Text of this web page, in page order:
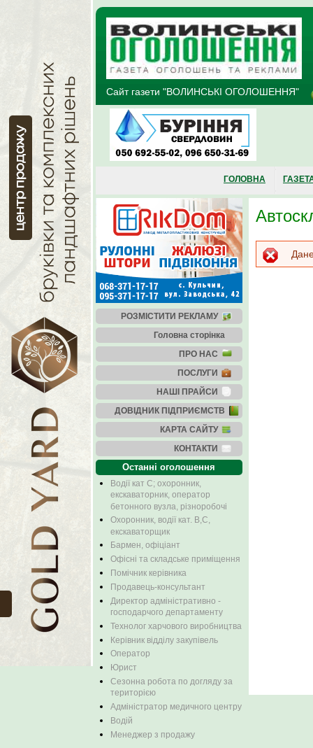
Перейти до основного матеріалу
Сайт газети "ВОЛИНСЬКІ ОГОЛОШЕННЯ"
ГОЛОВНА
РОЗМІСТИТИ РЕКЛАМУ
Головна сторінка
ПРО НАС
ПОСЛУГИ
НАШІ ПРАЙСИ
ДОВІДНИК ПІДПРИЄМСТВ
КАРТА САЙТУ
КОНТАКТИ
Останні оголошення
Водії кат С; охоронник,
екскаваторник, оператор
бетонного вузла, різноробочі
Охоронник, водії кат. В,С,
екскаваторщик
Бармен, офіціант
Офісні та складське приміщення
Помічник керівника
Продавець-консультант
Директор адміністративно -
господарчого департаменту
Технолог харчового виробництва
Керівник відділу закупівель
Оператор
Юрист
Сезонна робота по догляду за
територією
Адміністратор медичного центру
Водій
Менеджер з продажу